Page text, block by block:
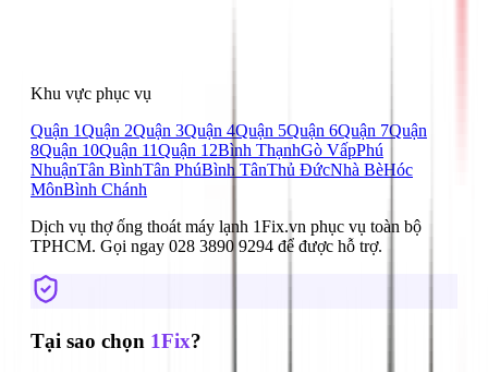
Khu vực phục vụ
Quận 1Quận 2Quận 3Quận 4Quận 5Quận 6Quận 7Quận
8Quận 10Quận 11Quận 12Bình ThạnhGò VấpPhú
NhuậnTân BìnhTân PhúBình TânThủ ĐứcNhà BèHóc
MônBình Chánh
Dịch vụ thợ ống thoát máy lạnh 1Fix.vn phục vụ toàn bộ
TPHCM. Gọi ngay 028 3890 9294 để được hỗ trợ.
Tại sao chọn 1Fix?